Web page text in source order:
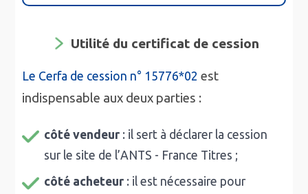
Utilité du certificat de cession
Le Cerfa de cession n° 15776*02 est
indispensable aux deux parties :
côté vendeur : il sert à déclarer la cession
sur le site de l’ANTS - France Titres ;
côté acheteur : il est nécessaire pour